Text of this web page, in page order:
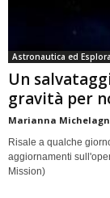
Astronautica ed
Un
gravità per
Marianna
Risale a qualche
aggiornamenti
Mission)